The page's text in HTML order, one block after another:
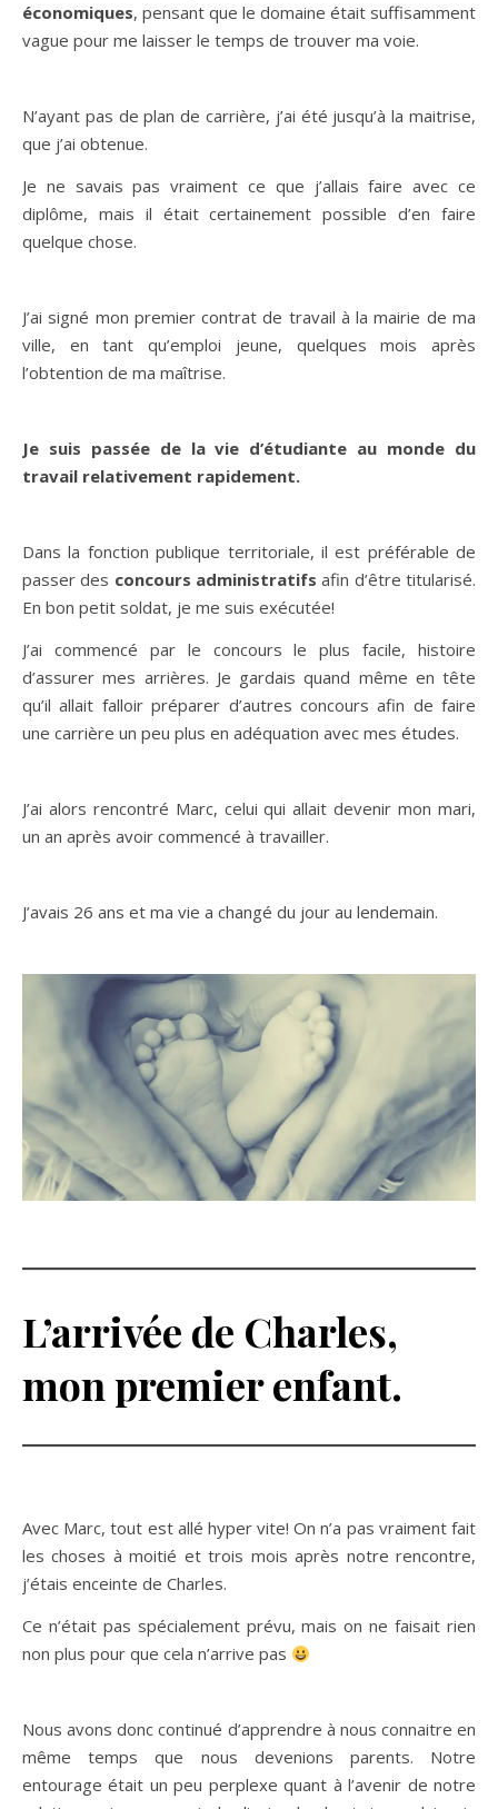
économiques, pensant que le domaine était suffisamment
vague pour me laisser le temps de trouver ma voie.
N’ayant pas de plan de carrière, j’ai été jusqu’à la maitrise,
que j’ai obtenue.
Je ne savais pas vraiment ce que j’allais faire avec ce
diplôme, mais il était certainement possible d’en faire
quelque chose.
J’ai signé mon premier contrat de travail à la mairie de ma
ville, en tant qu’emploi jeune, quelques mois après
l’obtention de ma maîtrise.
Je suis passée de la vie d’étudiante au monde du
travail relativement rapidement.
Dans la fonction publique territoriale, il est préférable de
passer des concours administratifs afin d’être titularisé.
En bon petit soldat, je me suis exécutée!
J’ai commencé par le concours le plus facile, histoire
d’assurer mes arrières. Je gardais quand même en tête
qu’il allait falloir préparer d’autres concours afin de faire
une carrière un peu plus en adéquation avec mes études.
J’ai alors rencontré Marc, celui qui allait devenir mon mari,
un an après avoir commencé à travailler.
J’avais 26 ans et ma vie a changé du jour au lendemain.
L’arrivée de Charles,
mon premier enfant.
Avec Marc, tout est allé hyper vite! On n’a pas vraiment fait
les choses à moitié et trois mois après notre rencontre,
j’étais enceinte de Charles.
Ce n’était pas spécialement prévu, mais on ne faisait rien
non plus pour que cela n’arrive pas
Nous avons donc continué d’apprendre à nous connaitre en
même temps que nous devenions parents. Notre
entourage était un peu perplexe quant à l’avenir de notre